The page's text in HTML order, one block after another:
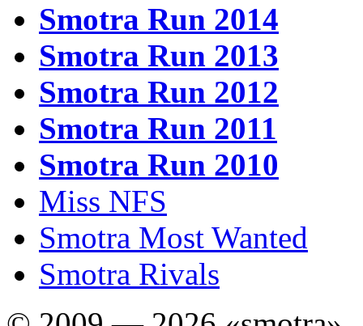
Smotra Run 2014
Smotra Run 2013
Smotra Run 2012
Smotra Run 2011
Smotra Run 2010
Miss NFS
Smotra Most Wanted
Smotra Rivals